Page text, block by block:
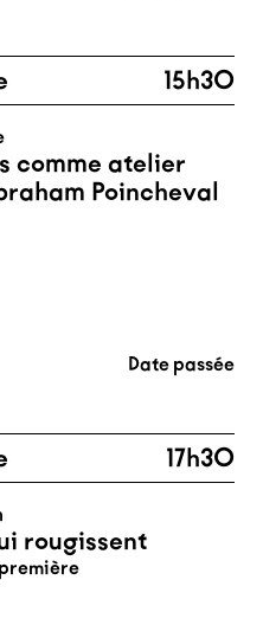
15h30
comme atelier
Poincheval
Date passée
17h30
rougissent